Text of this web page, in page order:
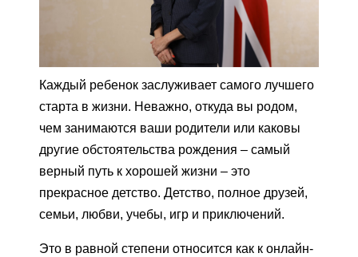
Каждый ребенок заслуживает самого лучшего
старта в жизни. Неважно, откуда вы родом,
чем занимаются ваши родители или каковы
другие обстоятельства рождения – самый
верный путь к хорошей жизни – это
прекрасное детство. Детство, полное друзей,
семьи, любви, учебы, игр и приключений.
Это в равной степени относится как к онлайн-